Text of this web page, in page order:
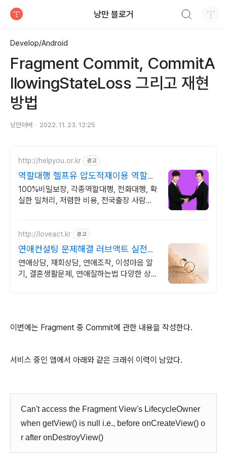
낭만 블로거
Develop/Android
Fragment Commit, CommitA
llowingStateLoss 그리고 재현
방법
낭만러버 2022. 11. 23. 12:25
http://helpyou.or.kr 광고
역할대행 헬프유 압도적재이용 역할대
행, 상황연출 전문업체
100%비밀보장, 각종역할대행, 전화대행, 확
실한 일처리, 저렴한 비용, 전국출장 사람의
http://loveact.kr 광고
연애컨설팅 문제해결 러브액트 실전경
험이 가장 많은 업체
연애상담, 재회상담, 연애조작, 이성마음 알
기, 결혼생활문제, 연애잘하는법 다양한 상황
이번에는 Fragment 중 Commit에 관한 내용을 작성한다.
서비스 중인 앱에서 아래와 같은 크래쉬 이력이 남았다.
Can't access the Fragment View's LifecycleOwner
when getView() is null i.e., before onCreateView() o
r after onDestroyView()